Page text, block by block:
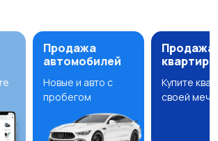
Продажа
автомобилей
Новые и авто с
пробегом
Продажа
квартир
Купите
своей